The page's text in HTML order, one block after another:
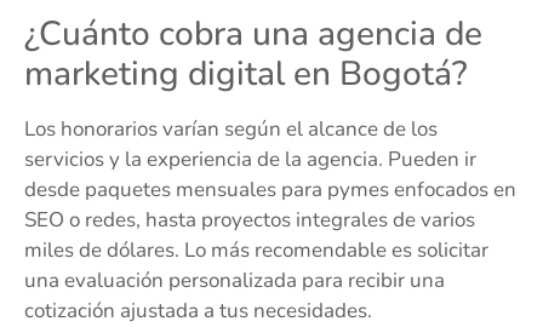
¿Cuánto cobra una agencia de
marketing digital en Bogotá?
Los honorarios varían según el alcance de los
servicios y la experiencia de la agencia. Pueden ir
desde paquetes mensuales para pymes enfocados en
SEO o redes, hasta proyectos integrales de varios
miles de dólares. Lo más recomendable es solicitar
una evaluación personalizada para recibir una
cotización ajustada a tus necesidades.